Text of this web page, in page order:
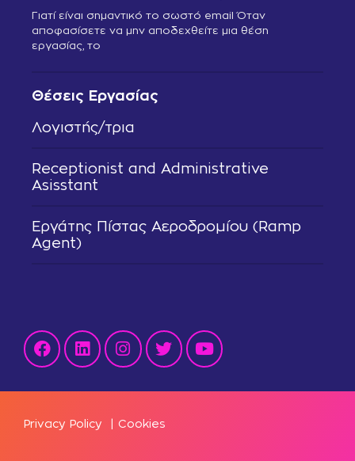
Θέσεις Εργασίας
Λογιστής/τρια
Receptionist and Administrative
Asisstant
Εργάτης Πίστας Αεροδρομίου (Ramp
Agent)
Γιατί είναι σημαντικό το σωστό email Όταν
αποφασίσετε να μην αποδεχθείτε μια θέση
εργασίας, το
Privacy Policy | Cookies